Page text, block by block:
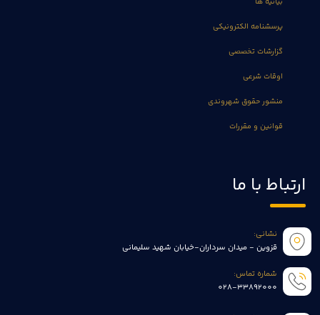
پرسشنامه الکترونیکی
گزارشات تخصصی
اوقات شرعی
منشور حقوق شهروندی
قوانین و مقررات
ارتباط با ما
نشانی:
قزوین - میدان سرداران-خیابان شهید سلیمانی
شماره تماس:
028-33892000